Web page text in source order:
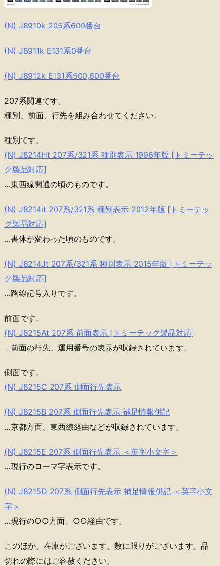
(N) J8910k 205系600番台
(N) J8911k E131系0番台
(N) J8912k E131系500,600番台
207系関連です。
種別、前面、行先を組み合わせてください。
種別です。
(N) J8214Ht 207系/321系 種別表示 1996年版 [トミーテッ
ク製品対応]
…東西線開通の頃のものです。
(N) J8214it 207系/321系 種別表示 2012年版 [トミーテッ
ク製品対応]
…書体が変わった頃のものです。
(N) J8214Jt 207系/321系 種別表示 2015年版 [トミーテッ
ク製品対応]
…路線記号入りです。
前面です。
(N) J8215At 207系 前面表示 [トミーテック製品対応]
…前面の行先、運用番号の表示が収録されています。
側面です。
(N) J8215C 207系 側面行先表示
(N) J8215B 207系 側面行先表示 補足情報併記
…京都方面、東西線経由などが収録されています。
(N) J8215E 207系 側面行先表示 ＜英字小文字＞
…現行のローマ字表示です。
(N) J8215D 207系 側面行先表示 補足情報併記 ＜英字小文
字＞
…現行の○○方面、○○経由です。
このほか。在庫がございます。数に限りがございます。品
切れの際にはご容赦ください。